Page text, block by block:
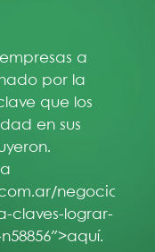
a
por la
que los
en sus
negocios/la-
claves-lograr-